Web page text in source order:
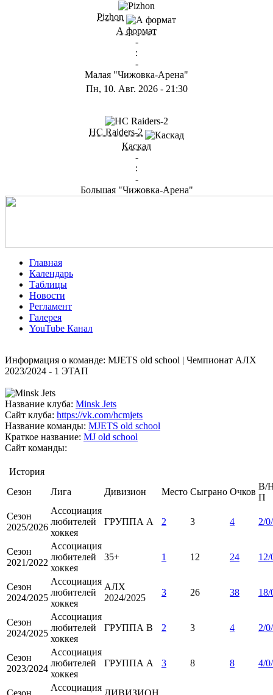
Pizhon
А формат
-
:
-
Малая "Чижовка-Арена"
Пн, 10. Авг. 2026- 21:30
HC Raiders-2
Каскад
-
:
-
Большая "Чижовка-Арена"
Главная
Календарь
Таблицы
Новости
Регламент
Галерея
YouTube Канал
Информация о команде: MJETS old school | Чемпионат АЛХ
2023/2024 - 1 ЭТАП
Название клуба: Minsk Jets
Сайт клуба: https://vk.com/hcmjets
Название команды: MJETS old school
Краткое название: MJ old school
Сайт команды:
История
Сезон
Лига Дивизион Место Сыграно Очков
В/
П
Сезон
2025/2026
Ассоциация
любителей
хоккея
ГРУППА А 2 3 4 2/
Сезон
2021/2022
Ассоциация
любителей
хоккея
35+ 1 12 24 12/
Сезон
2024/2025
Ассоциация
любителей
хоккея
АЛХ
2024/2025
3 26 38 18/
Сезон
2024/2025
Ассоциация
любителей
хоккея
ГРУППА B 2 3 4 2/
Сезон
2023/2024
Ассоциация
любителей
хоккея
ГРУППА А 3 8 8 4/
Сезон
Ассоциация
ДИВИЗИОН